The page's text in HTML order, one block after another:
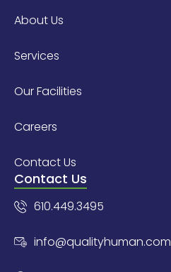
About Us
Services
Our Facilities
Careers
Contact Us
Contact Us
610.449.3495
info@qualityhuman.com